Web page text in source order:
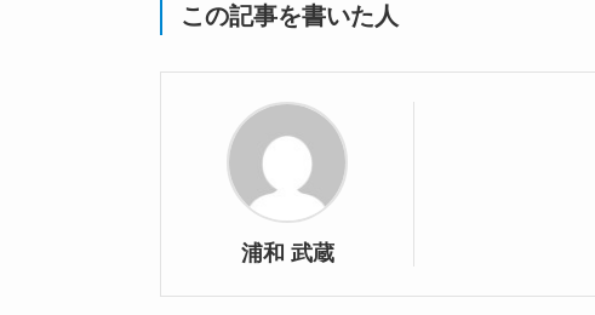
この記事を書いた人
浦和 武蔵